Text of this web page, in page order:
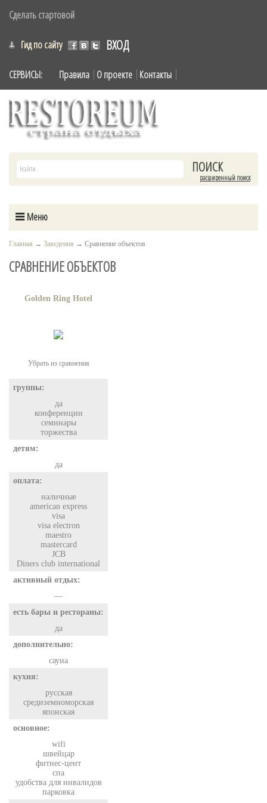
Сделать стартовой
ВХОД
Гид по сайту
СЕРВИСЫ: Правила О проекте Контакты
расширенный поиск
Меню
Главная → Заведения → Сравнение объектов
СРАВНЕНИЕ ОБЪЕКТОВ
Golden Ring Hotel
Убрать из сравнения
группы:
да
конференции
семинары
торжества
детям:
да
оплата:
наличные
american express
visa
visa electron
maestro
mastercard
JCB
Diners club international
активный отдых:
—
есть бары и рестораны:
да
дополнительно:
сауна
кухня:
русская
средиземноморская
японская
основное:
wifi
швейцар
фитнес-цент
спа
удобства для инвалидов
парковка